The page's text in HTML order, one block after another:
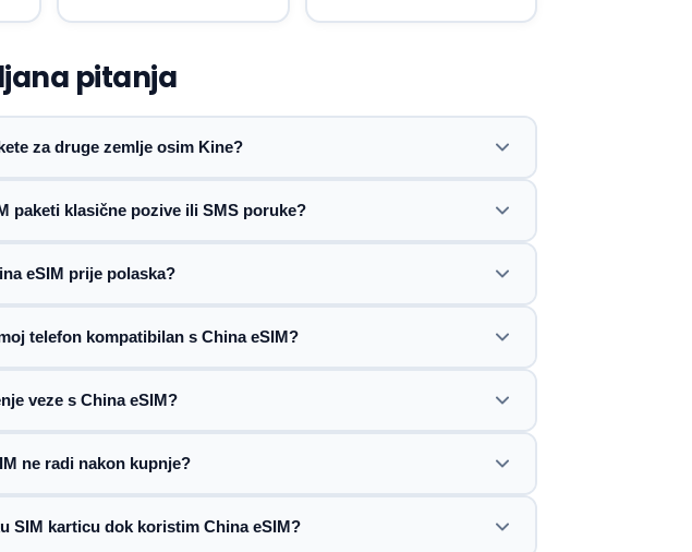
pitanja
za druge zemlje osim Kine?
paketi klasične pozive ili SMS poruke?
eSIM prije polaska?
telefon kompatibilan s China eSIM?
veze s China eSIM?
ne radi nakon kupnje?
SIM karticu dok koristim China eSIM?